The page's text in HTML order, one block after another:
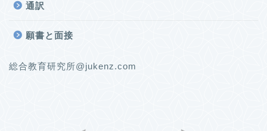
通訳
願書と面接
総合教育研究所@jukenz.com